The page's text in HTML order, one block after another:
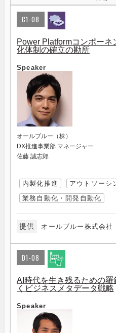
C1-08
Power Platformコンポー
化体制の確立の勘所
Speaker
オールブルー（株）
DX推進事業部 マネージャー
佐藤 誠志郎
内製化推進
アウトソーシ
業務自動化・開発自動化
提供 オールブルー株式会社
D1-08
AI時代を生き残るための
くビジネスメタデータ戦略
Speaker